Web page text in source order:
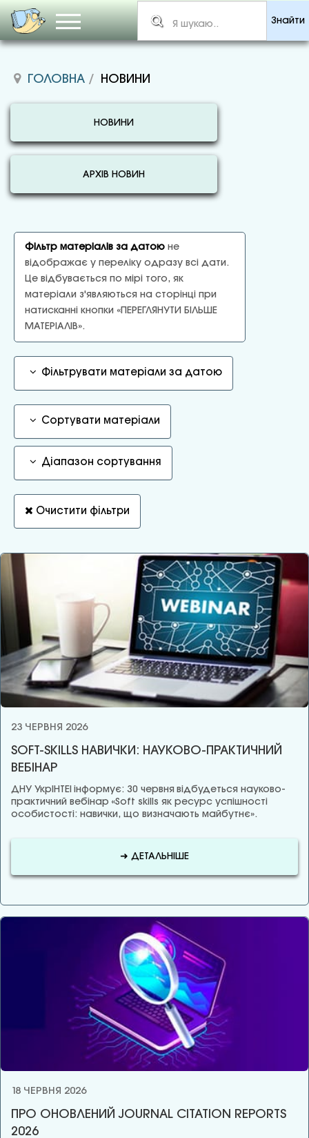
Знайти
ГОЛОВНА НОВИНИ
НОВИНИ
АРХІВ НОВИН
Фільтр матеріалів за датою не
відображає у переліку одразу всі дати.
Це відбувається по мірі того, як
матеріали з'являються на сторінці при
натисканні кнопки «ПЕРЕГЛЯНУТИ БІЛЬШЕ
МАТЕРІАЛІВ».
Фільтрувати матеріали за датою
Сортувати матеріали
Діапазон сортування
Очистити фільтри
23 ЧЕРВНЯ 2026
SOFT-SKILLS НАВИЧКИ: НАУКОВО-ПРАКТИЧНИЙ
ВЕБІНАР
ДНУ УкрІНТЕІ інформує: 30 червня відбудеться науково-
практичний вебінар «Soft skills як ресурс успішності
особистості: навички, що визначають майбутнє».
➜ ДЕТАЛЬНІШЕ
18 ЧЕРВНЯ 2026
ПРО ОНОВЛЕНИЙ JOURNAL CITATION REPORTS
2026